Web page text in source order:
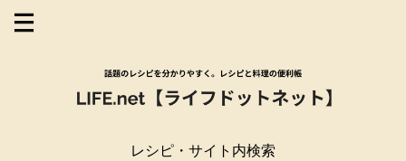
レシピ・サイト内検索